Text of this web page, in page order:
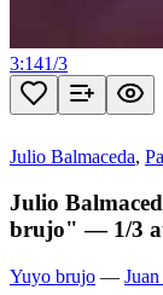
3:141/3
Julio Balmaceda,
Julio
brujo" — 1/3
Yuyo brujo —